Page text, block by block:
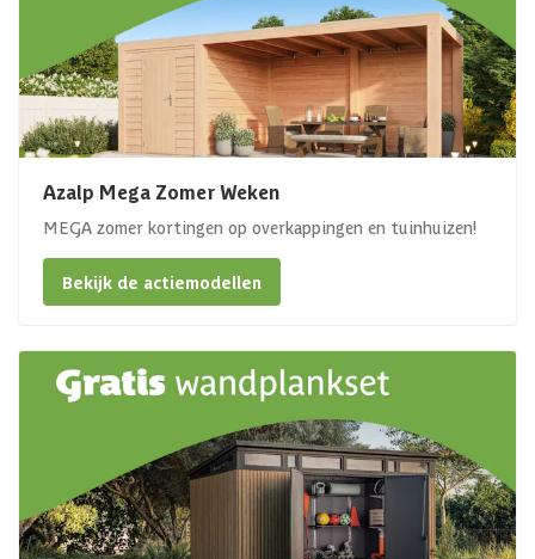
Azalp Mega Zomer Weken
MEGA zomer kortingen op overkappingen en tuinhuizen!
Bekijk de actiemodellen